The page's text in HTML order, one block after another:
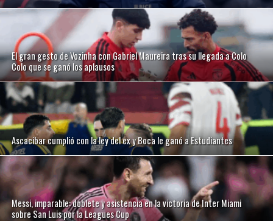
El gran gesto de Vozinha con Gabriel Maureira tras su llegada a Colo
Colo que se ganó los aplausos
Ascacibar cumplió con la ley del ex y Boca le ganó a Estudiantes
Messi, imparable: doblete y asistencia en la victoria de Inter Miami
sobre San Luis por la Leagues Cup